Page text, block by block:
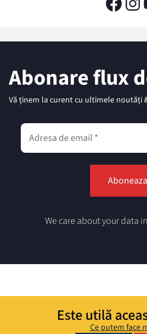
Abonare flux
Vă ținem la curent cu ultimele noutăți
We care about your data
Este utilă
Ce putem face